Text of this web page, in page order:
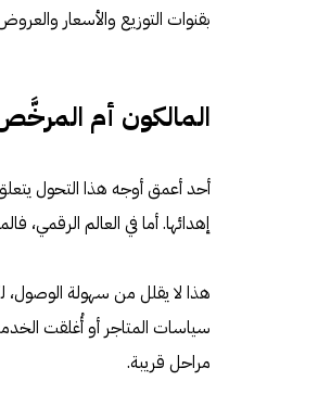
بقنوات التوزيع والأسعار
المالكون أم
أحد أعمق أوجه هذا التحول
إهدائها. أما في العالم
هذا لا يقلل من سهولة الوصول،
مراحل قريبة.